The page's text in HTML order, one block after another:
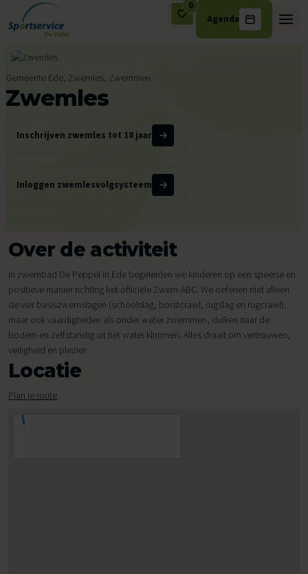
Ga naar de inhoud
0
Agenda
Gemeente Ede, Zwemles, Zwemmen
Zwemles
Inschrijven zwemles tot 18 jaar
Inloggen zwemlesvolgsysteem
Over de activiteit
In zwembad De Peppel in Ede begeleiden we kinderen op een speelse en
positieve manier richting het officiële Zwem-ABC. We oefenen niet alleen
de vier basiszwemslagen (schoolslag, borstcrawl, rugslag en rugcrawl),
maar ook vaardigheden als onder water zwemmen, duiken naar de
bodem en zelfstandig uit het water klimmen. Alles draait om vertrouwen,
veiligheid en plezier.
Locatie
Plan je route